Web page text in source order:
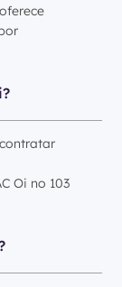
Oi no 103